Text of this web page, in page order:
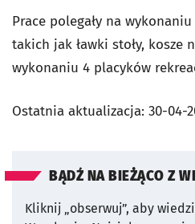
Prace polegały na
takich jak ławki stoły, kosze
wykonaniu 4 placyków
Ostatnia aktualizacja: 30-04-
BĄDŹ NA BIEŻĄCO Z
Kliknij „obserwuj”, aby